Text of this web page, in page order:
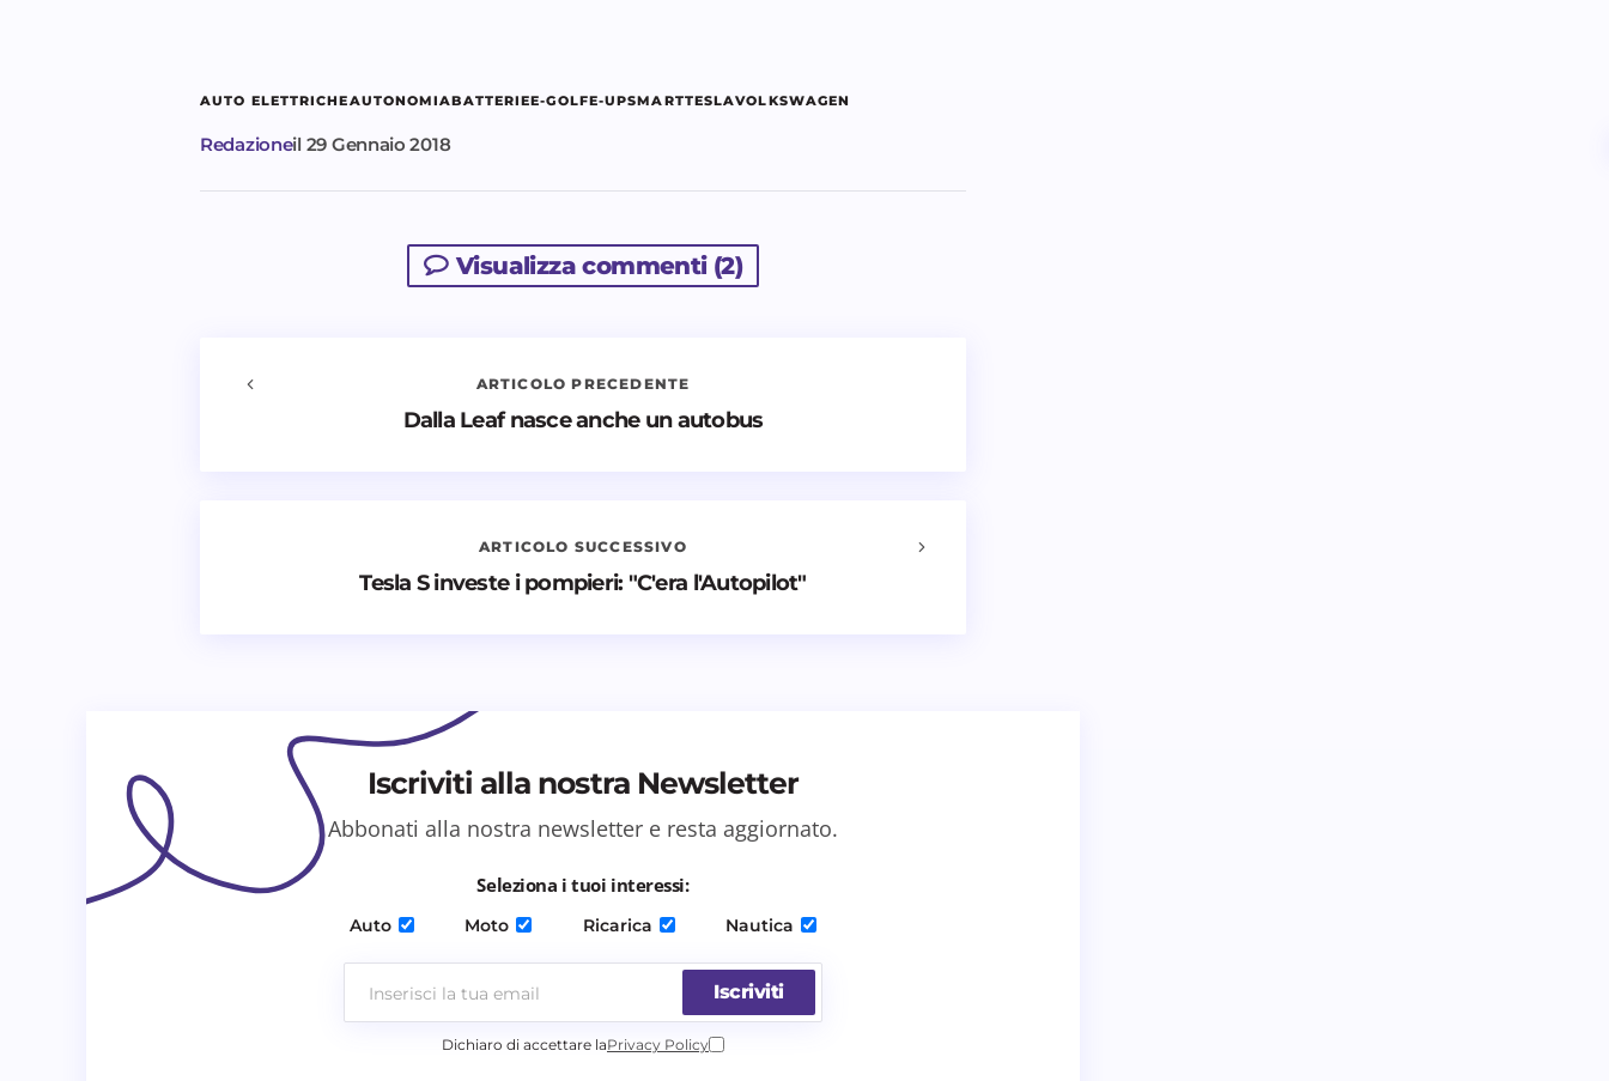
AUTO ELETTRICHEAUTONOMIABATTERIEE-GOLFE-UPSMARTTESLAVOLKSWAGEN
Redazioneil 29 Gennaio 2018
Visualizza commenti (2)
Email *
Salva il mio nome e email in questo browser per il
prossimo commento.
Avvisami quando vengono aggiunti nuovi commenti
ARTICOLO PRECEDENTE
Dalla Leaf nasce anche un autobus
ARTICOLO SUCCESSIVO
Tesla S investe i pompieri: "C'era l'Autopilot"
Iscriviti alla nostra Newsletter
Abbonati alla nostra newsletter e resta aggiornato.
Seleziona i tuoi interessi:
Auto Moto Ricarica Nautica
Iscriviti
Dichiaro di accettare laPrivacy Policy